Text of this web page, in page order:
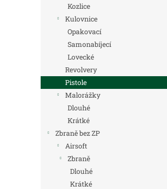
Kozlice
Kulovnice
Opakovací
Samonabíjecí
Lovecké
Revolvery
Pistole
Malorážky
Dlouhé
Krátké
Zbraně bez ZP
Airsoft
Zbraně
Dlouhé
Krátké